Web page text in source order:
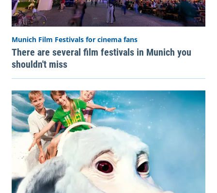
Munich Film Festivals for cinema fans
There are several film festivals in Munich you
shouldn't miss